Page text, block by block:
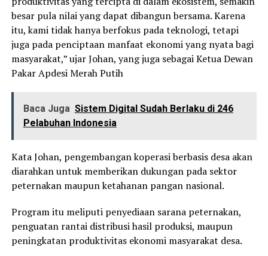
besar pula nilai yang dapat dibangun bersama. Karena
itu, kami tidak hanya berfokus pada teknologi, tetapi
juga pada penciptaan manfaat ekonomi yang nyata bagi
masyarakat,” ujar Johan, yang juga sebagai Ketua Dewan
Pakar Apdesi Merah Putih
Baca Juga Sistem Digital Sudah Berlaku di 246
Pelabuhan Indonesia
Kata Johan, pengembangan koperasi berbasis desa akan
diarahkan untuk memberikan dukungan pada sektor
peternakan maupun ketahanan pangan nasional.
Program itu meliputi penyediaan sarana peternakan,
penguatan rantai distribusi hasil produksi, maupun
peningkatan produktivitas ekonomi masyarakat desa.